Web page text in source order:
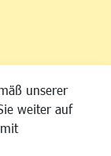
unserer
weiter auf